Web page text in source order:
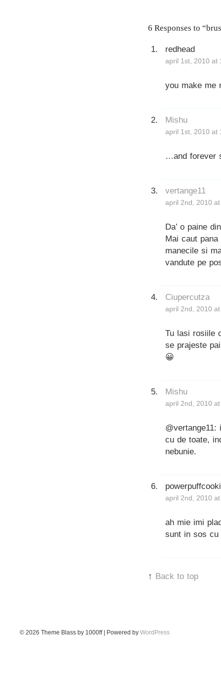
6 Responses to
redhead
april 1st, 2010 at
you make me
Mishu
april 1st, 2010 at
…and forever
vertange11
april 2nd, 2010
Da’ o paine
Mai caut
manecile si
vandute pe
Ciupercutza
april 2nd, 2010
Tu lasi rosiile
se prajeste
😀
Mishu
april 2nd, 2010
cu de toate,
nebunie.
april 2nd, 2010
ah mie imi
sunt in sos
↑ Back to top
© 2026 Theme Blass by 1000ff | Powered by WordPress